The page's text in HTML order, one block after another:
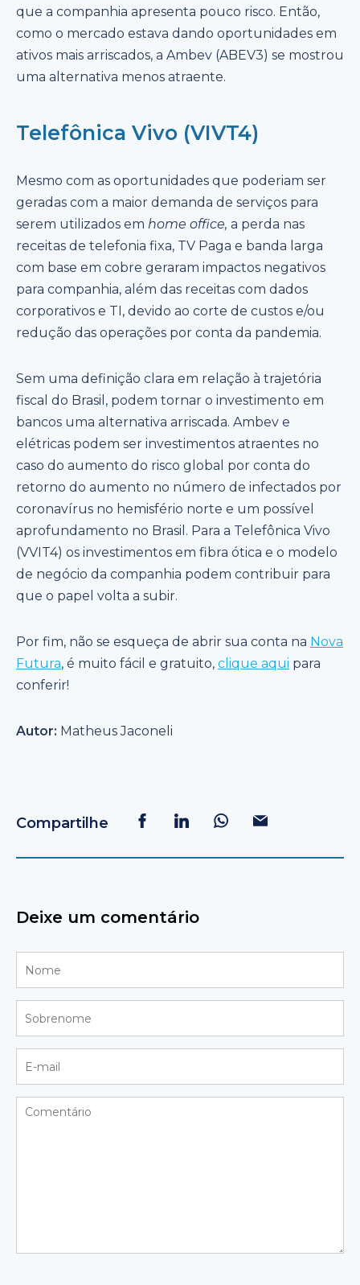
que a companhia apresenta pouco risco. Então,
como o mercado estava dando oportunidades em
ativos mais arriscados, a Ambev (ABEV3) se mostrou
uma alternativa menos atraente.
Telefônica Vivo (VIVT4)
Mesmo com as oportunidades que poderiam ser
geradas com a maior demanda de serviços para
serem utilizados em home office, a perda nas
receitas de telefonia fixa, TV Paga e banda larga
com base em cobre geraram impactos negativos
para companhia, além das receitas com dados
corporativos e TI, devido ao corte de custos e/ou
redução das operações por conta da pandemia.
Sem uma definição clara em relação à trajetória
fiscal do Brasil, podem tornar o investimento em
bancos uma alternativa arriscada. Ambev e
elétricas podem ser investimentos atraentes no
caso do aumento do risco global por conta do
retorno do aumento no número de infectados por
coronavírus no hemisfério norte e um possível
aprofundamento no Brasil. Para a Telefônica Vivo
(VVIT4) os investimentos em fibra ótica e o modelo
de negócio da companhia podem contribuir para
que o papel volta a subir.
Por fim, não se esqueça de abrir sua conta na Nova
Futura, é muito fácil e gratuito, clique aqui para
conferir!
Autor: Matheus Jaconeli
Compartilhe
Deixe um comentário